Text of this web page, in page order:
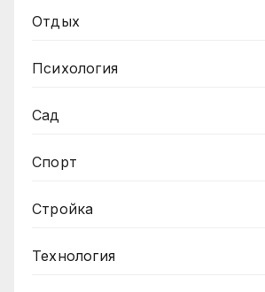
Отдых
Психология
Сад
Спорт
Стройка
Технология